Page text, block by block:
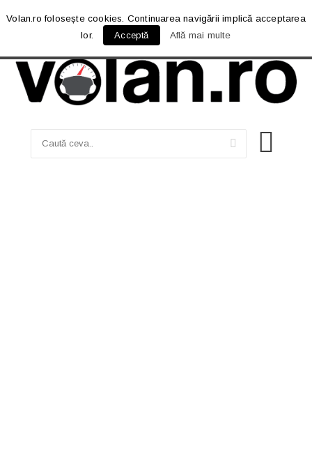
Volan.ro folosește cookies. Continuarea navigării implică acceptarea
lor.
Acceptă Află mai multe